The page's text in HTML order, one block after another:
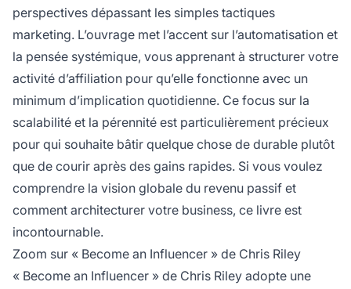
perspectives dépassant les simples tactiques
marketing. L’ouvrage met l’accent sur l’automatisation et
la pensée systémique, vous apprenant à structurer votre
activité d’affiliation pour qu’elle fonctionne avec un
minimum d’implication quotidienne. Ce focus sur la
scalabilité et la pérennité est particulièrement précieux
pour qui souhaite bâtir quelque chose de durable plutôt
que de courir après des gains rapides. Si vous voulez
comprendre la vision globale du revenu passif et
comment architecturer votre business, ce livre est
incontournable.
Zoom sur « Become an Influencer » de Chris Riley
« Become an Influencer » de Chris Riley adopte une